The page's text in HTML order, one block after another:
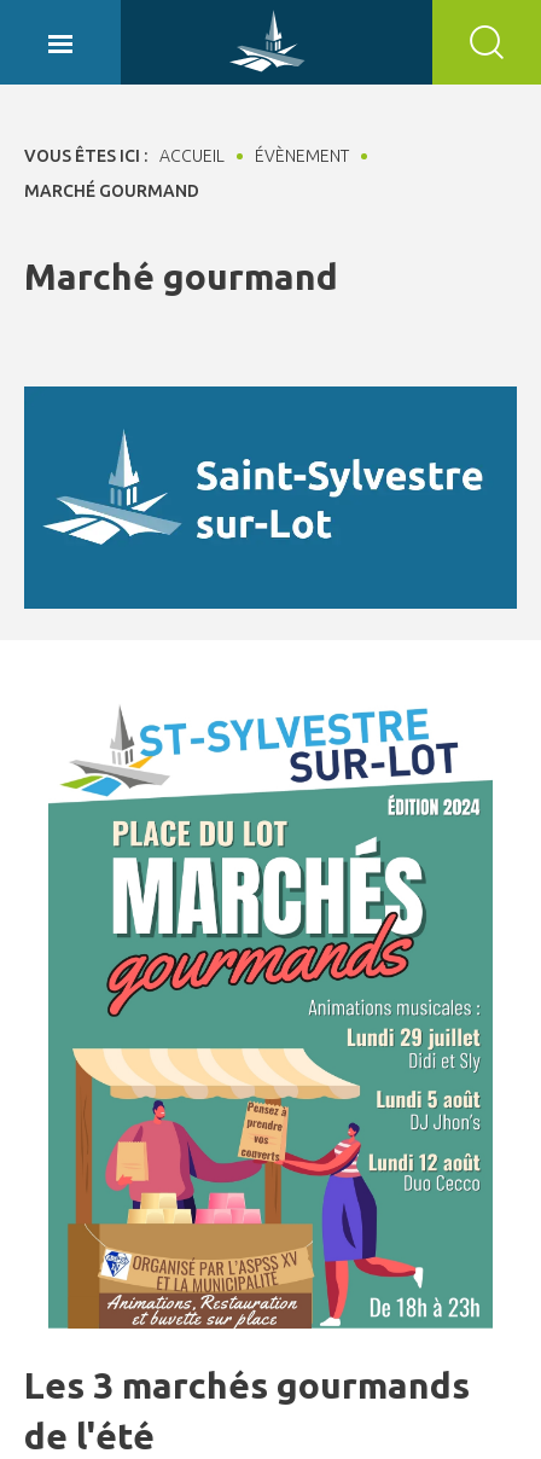
VOUS ÊTES ICI : ACCUEIL
ÉVÈNEMENT
MARCHÉ GOURMAND
Marché gourmand
Les 3 marchés gourmands
de l'été
Panneau de gestion des cookies